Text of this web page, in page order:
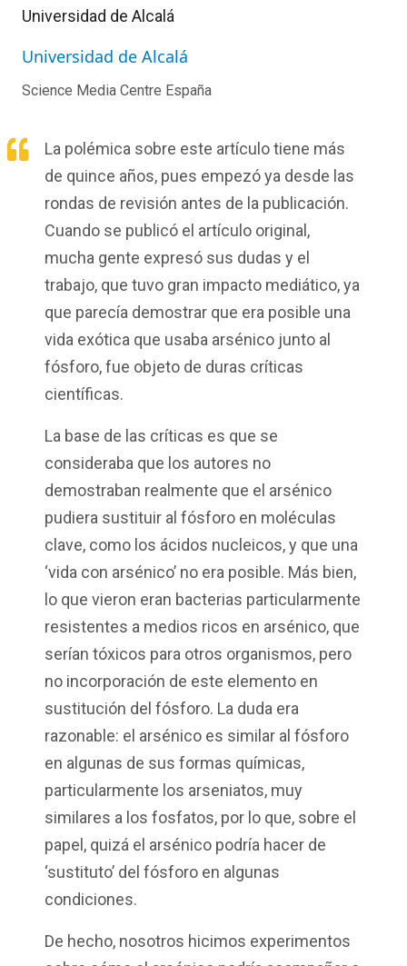
Universidad de Alcalá
Universidad de Alcalá
Science Media Centre España
La polémica sobre este artículo tiene más
de quince años, pues empezó ya desde las
rondas de revisión antes de la publicación.
Cuando se publicó el artículo original,
mucha gente expresó sus dudas y el
trabajo, que tuvo gran impacto mediático, ya
que parecía demostrar que era posible una
vida exótica que usaba arsénico junto al
fósforo, fue objeto de duras críticas
científicas.
La base de las críticas es que se
consideraba que los autores no
demostraban realmente que el arsénico
pudiera sustituir al fósforo en moléculas
clave, como los ácidos nucleicos, y que una
‘vida con arsénico’ no era posible. Más bien,
lo que vieron eran bacterias particularmente
resistentes a medios ricos en arsénico, que
serían tóxicos para otros organismos, pero
no incorporación de este elemento en
sustitución del fósforo. La duda era
razonable: el arsénico es similar al fósforo
en algunas de sus formas químicas,
particularmente los arseniatos, muy
similares a los fosfatos, por lo que, sobre el
papel, quizá el arsénico podría hacer de
‘sustituto’ del fósforo en algunas
condiciones.
De hecho, nosotros hicimos experimentos